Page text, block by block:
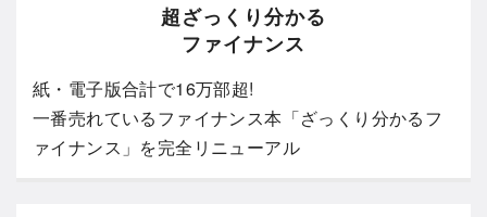
超ざっくり分かる
ファイナンス
紙・電子版合計で16万部超!
一番売れているファイナンス本「ざっくり分かるフ
ァイナンス」を完全リニューアル